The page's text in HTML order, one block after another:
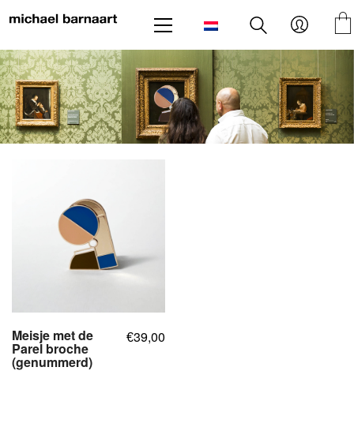
Meisje met de
Parel broche
(genummerd)
€39,00